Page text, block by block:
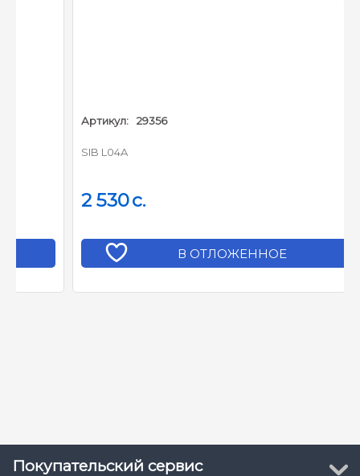
Артикул: 29356
SIB L04A
2 530c.
В ОТЛОЖЕННОЕ
Покупательский сервис